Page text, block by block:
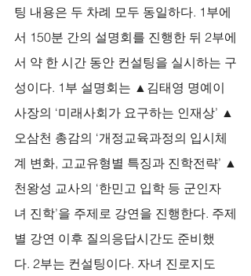
팅 내용은 두 차례 모두 동일하다. 1부에
서 150분 간의 설명회를 진행한 뒤 2부에
서 약 한 시간 동안 컨설팅을 실시하는 구
성이다. 1부 설명회는 ▲김태영 명예이
사장의 ‘미래사회가 요구하는 인재상’ ▲
오삼천 총감의 ‘개정교육과정의 입시체
계 변화, 고교유형별 특징과 진학전략’ ▲
천왕성 교사의 ‘한민고 입학 등 군인자
녀 진학’을 주제로 강연을 진행한다. 주제
별 강연 이후 질의응답시간도 준비했
다. 2부는 컨설팅이다. 자녀 진로지도